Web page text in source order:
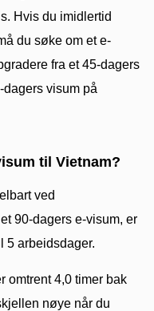
Hvis du imidlertid
du søke om et e-
fra et 45-dagers
visum på
til Vietnam?
ved
90-dagers e-visum, er
5 arbeidsdager.
omtrent 4,0 timer bak
nøye når du